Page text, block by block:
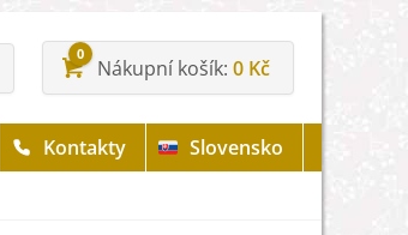
0
Nákupní košík 0 Kč
Kontakty
Slovensko